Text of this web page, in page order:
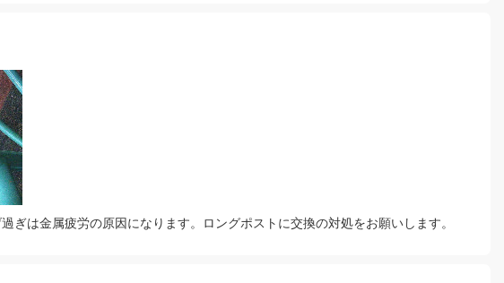
は金属疲労の原因になります。ロングポストに交換の対処をお願いします。